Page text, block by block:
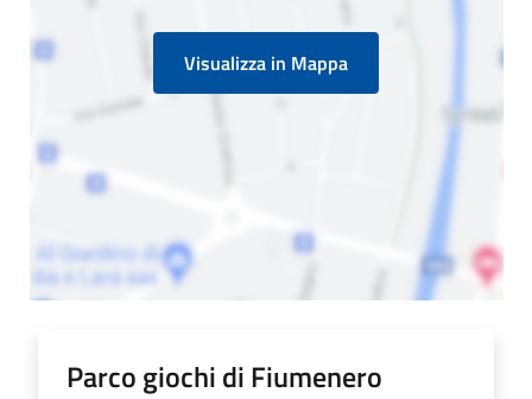
Visualizza in Mappa
Parco giochi di Fiumenero